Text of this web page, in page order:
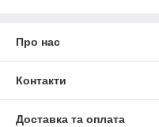
Про нас
Контакти
Доставка та оплата